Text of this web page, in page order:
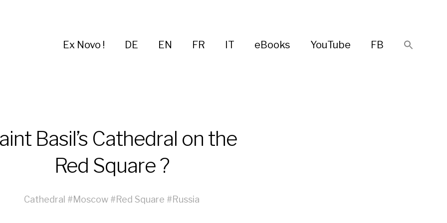
Ex Novo ! DE EN FR IT eBooks YouTube FB
Basil’s Cathedral on the
Red Square ?
Cathedral #Moscow #Red Square #Russia